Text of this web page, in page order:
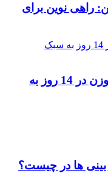
راهی نوین برای
رژیم لاغری ژاپنی چیست؟ کاهش وزن در 14 روز به سبک
رژیم لاغری ژاپنی چیست؟ کاهش وزن در 14 روز به
بینی ها در چیست؟